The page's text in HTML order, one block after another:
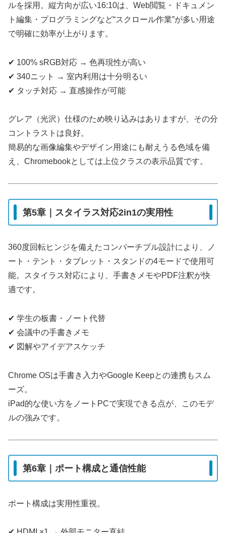
ルを採用。縦方向が広い16:10は、Web閲覧・ドキュメン
ト編集・プログラミングなど“スクロール作業”が多い用途
で明確に効率が上がります。
✔ 100% sRGB対応 → 色再現性が高い
✔ 340ニット → 室内利用は十分明るい
✔ タッチ対応 → 直感操作が可能
グレア（光沢）仕様のため映り込みはありますが、その分
コントラストは良好。
簡易的な画像編集やデザイン用途にも耐えうる色域を備
え、Chromebookとしては上位クラスの表示品質です。
第5章｜スタイラス対応2in1の実用性
360度回転ヒンジを備えたコンバーチブル設計により、ノ
ート・テント・タブレット・スタンドの4モードで使用可
能。スタイラス対応により、手書きメモやPDF注釈が快
適です。
✔ 学生の板書・ノート代替
✔ 会議中の手書きメモ
✔ 図解やアイデアスケッチ
Chrome OSは手書き入力やGoogle Keepとの連携もスム
ーズ。
iPad的な使い方をノートPCで実現できる点が、このモデ
ルの強みです。
第6章｜ポート構成と通信性能
ポート構成は実用性重視。